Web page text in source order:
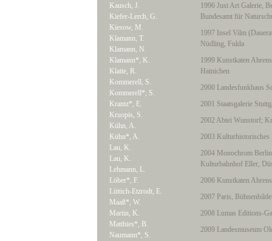
Kausch, J.
Kiefer-Lerch, G.
Kiesow, M.
Klamann, T.
Klamann, N.
Klamann*, K.
Klatte, R.
Kommerell, S.
Kommerell*, S.
Krantz*, E.
Kruopis, S.
Kühn, A.
Kühn*, A.
Lau, K.
Lau, K.
Lehmann, L.
Löber*, F.
Lüttich-Etzrodt, E.
Maaß*, W.
Martin, K.
Matthies*, B.
Naumann*, S.
1996 Just Art Galerie,
Bundesamt für
1997 Insel Vilm
Nüdling, Fulda
1999 Kunstkaten
Hainichen
2000 Landesfunkhaus
2001 Staatsgalerie
2002 Abtei Wunstorf;
2003 Kulturhistorisches
2004 Monochrom
Kulturbahnhof Eller,
2006 Kunstkaten
2007 Paris,
2008 Lumas Editions-
2009 Landesmuseum